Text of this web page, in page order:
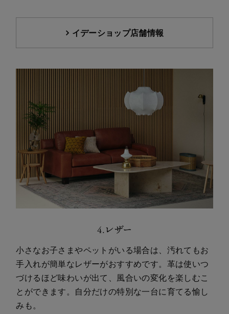
イデーショップ店舗情報
4.レザー
小さなお子さまやペットがいる場合は、汚れてもお
手入れが簡単なレザーがおすすめです。革は使いつ
づけるほど味わいが出て、風合いの変化を楽しむこ
とができます。自分だけの特別な一台に育てる愉し
みも。